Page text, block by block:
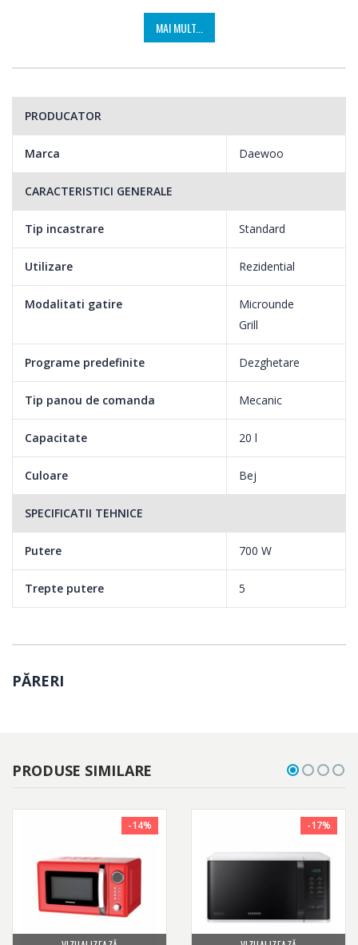
MAI MULT...
PRODUCATOR
Marca Daewoo
CARACTERISTICI GENERALE
Tip incastrare Standard
Utilizare Rezidential
Modalitati gatire
Microunde
Grill
Programe predefinite Dezghetare
Tip panou de comanda Mecanic
Capacitate 20 l
Culoare Bej
SPECIFICATII TEHNICE
Putere 700 W
Trepte putere 5
PĂRERI
PRODUSE SIMILARE
-14% -17%